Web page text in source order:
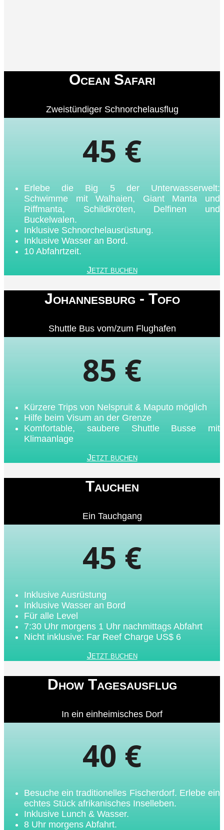
Ocean Safari
Zweistündiger Schnorchelausflug
45 €
Erlebe die Big 5 der Unterwasserwelt:
Schwimme mit Walhaien, Giant Manta und
Riffmanta, Schildkröten, Delfinen und
Buckelwalen.
Inklusive Schnorchelausrüstung.
Inklusive Wasser an Bord.
10 Abfahrtzeit.
Jetzt buchen
Johannesburg - Tofo
Shuttle Bus vom/zum Flughafen
85 €
Kürzere Trips von Nelspruit & Maputo möglich
Hilfe beim Visum an der Grenze
Komfortable, saubere Shuttle Busse mit
Klimaanlage
Jetzt buchen
Tauchen
Ein Tauchgang
45 €
Inklusive Ausrüstung
Inklusive Wasser an Bord
Für alle Level
7:30 Uhr morgens 1 Uhr nachmittags Abfahrt
Nicht inklusive: Far Reef Charge US$ 6
Jetzt buchen
Dhow Tagesausflug
In ein einheimisches Dorf
40 €
Besuche ein traditionelles Fischerdorf. Erlebe ein
echtes Stück afrikanisches Inselleben.
Inklusive Lunch & Wasser.
8 Uhr morgens Abfahrt.